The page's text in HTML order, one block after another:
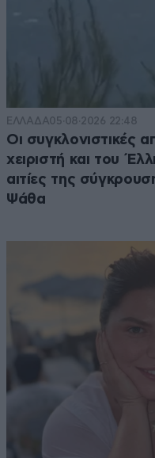
ΕΛΛΑΔΑ05·08·2026 22:48
Οι συγκλονιστικές
χειριστή και του
αιτίες της
Ψάθα